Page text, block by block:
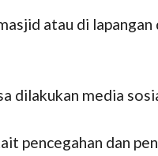
atau di
dilakukan media
pencegahan dan